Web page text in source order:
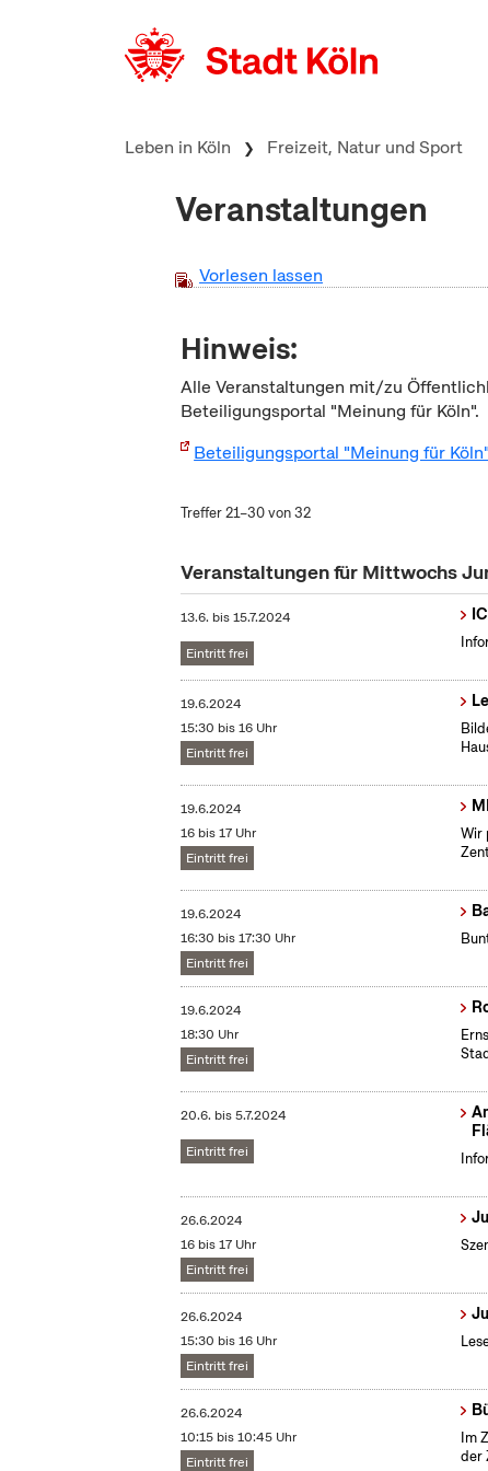
Leben in Köln Freizeit, Natur und Sport
Veranstaltungen
Vorlesen lassen
Hinweis:
Alle Veranstaltungen mit/zu
Beteiligungsportal "Meinung für Köln".
Beteiligungsportal "Meinung für Köln"
Treffer 21–30 von 32
Veranstaltungen für Mittwochs
13.6. bis15.7.2024
Eintritt frei
19.6.2024
15:30 bis 16 Uhr
Eintritt frei
19.6.2024
16 bis 17 Uhr
Eintritt frei
Wir
19.6.2024
16:30 bis 17:30 Uhr
Eintritt frei
19.6.2024
18:30 Uhr
Eintritt frei
20.6. bis5.7.2024
Eintritt frei
26.6.2024
16 bis 17 Uhr
Eintritt frei
26.6.2024
15:30 bis 16 Uhr
Eintritt frei
26.6.2024
10:15 bis 10:45 Uhr
Eintritt frei
Im
der